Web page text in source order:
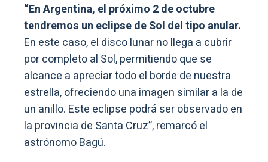
“En Argentina, el próximo 2 de octubre
tendremos un eclipse de Sol del tipo anular.
En este caso, el disco lunar no llega a cubrir
por completo al Sol, permitiendo que se
alcance a apreciar todo el borde de nuestra
estrella, ofreciendo una imagen similar a la de
un anillo. Este eclipse podrá ser observado en
la provincia de Santa Cruz”, remarcó el
astrónomo Bagú.